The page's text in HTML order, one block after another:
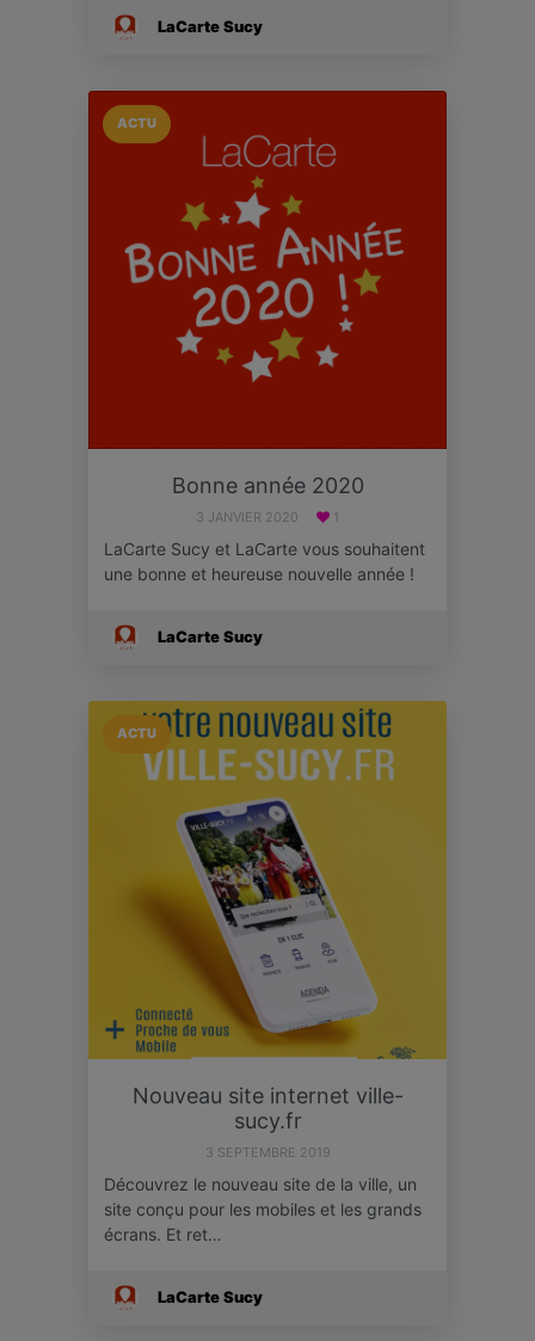
LaCarte Sucy
ACTU
Bonne année 2020
3 JANVIER 2020 1
LaCarte Sucy et LaCarte vous souhaitent
une bonne et heureuse nouvelle année !
LaCarte Sucy
ACTU
Nouveau site internet ville-
sucy.fr
3 SEPTEMBRE 2019
Découvrez le nouveau site de la ville, un
site conçu pour les mobiles et les grands
écrans. Et ret…
LaCarte Sucy